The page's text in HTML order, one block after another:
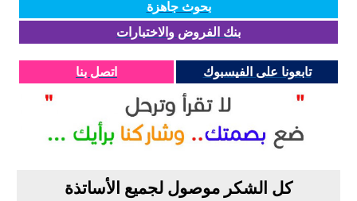
بحوث جاهزة
بنك الفروض والاختبارات
تابعونا على الفيسبوك اتصل بنا
كل الشكر موصول لجميع الأساتذة